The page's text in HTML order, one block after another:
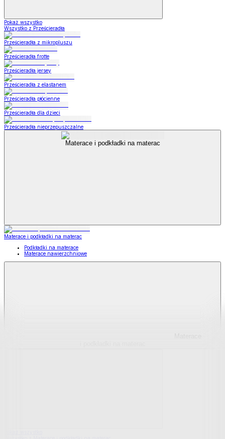
Pokaż wszystko
Wszystko z Prześcieradła
Prześcieradła z mikropluszu
Prześcieradła frotte
Prześcieradła jersey
Prześcieradła z elastanem
Prześcieradła płócienne
Prześcieradła dla dzieci
Prześcieradła nieprzepuszczalne
Materace i podkładki na materac
Materace i podkładki na materac
Podkładki na materace
Materace nawierzchniowe